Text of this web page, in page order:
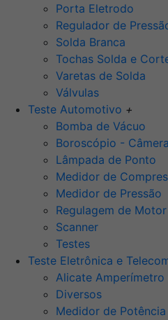
Porta Eletrodo
Regulador de
Solda Branca
Tochas Solda e
Varetas de Solda
Válvulas
Teste Automotivo +
Bomba de Vácuo
Boroscópio -
Lâmpada de Ponto
Medidor de
Medidor de Pressão
Regulagem de Motor
Scanner
Testes
Teste Eletrônica e
Alicate Amperímetro
Diversos
Medidor de